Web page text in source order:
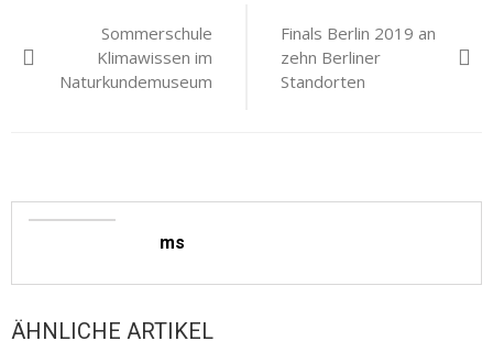
Sommerschule
Klimawissen im
Naturkundemuseum
Finals Berlin 2019 an
zehn Berliner
Standorten
ms
ÄHNLICHE ARTIKEL